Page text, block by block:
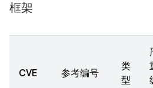
框架
CVE 参考编号
类
型